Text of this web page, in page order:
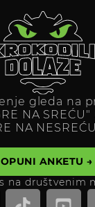
gleda na
NA SREĆU"
NA
ANKETU →
na društvenim